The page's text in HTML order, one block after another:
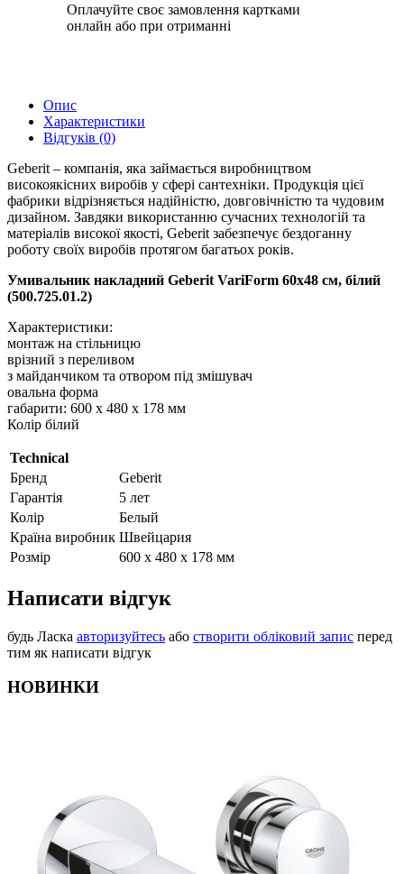
Оплачуйте своє замовлення картками
онлайн або при отриманні
Опис
Характеристики
Відгуків (0)
Geberit – компанія, яка займається виробництвом
високоякісних виробів у сфері сантехніки. Продукція цієї
фабрики відрізняється надійністю, довговічністю та чудовим
дизайном. Завдяки використанню сучасних технологій та
матеріалів високої якості, Geberit забезпечує бездоганну
роботу своїх виробів протягом багатьох років.
Умивальник накладний Geberit VariForm 60х48 см, білий
(500.725.01.2)
Характеристики:
монтаж на стільницю
врізний з переливом
з майданчиком та отвором під змішувач
овальна форма
габарити: 600 х 480 х 178 мм
Колір білий
Technical
Бренд
Geberit
Гарантія
5 лет
Колір
Белый
Країна виробник Швейцария
Розмір
600 х 480 х 178 мм
Написати відгук
будь Ласка авторизуйтесь або створити обліковий запис перед
тим як написати відгук
НОВИНКИ